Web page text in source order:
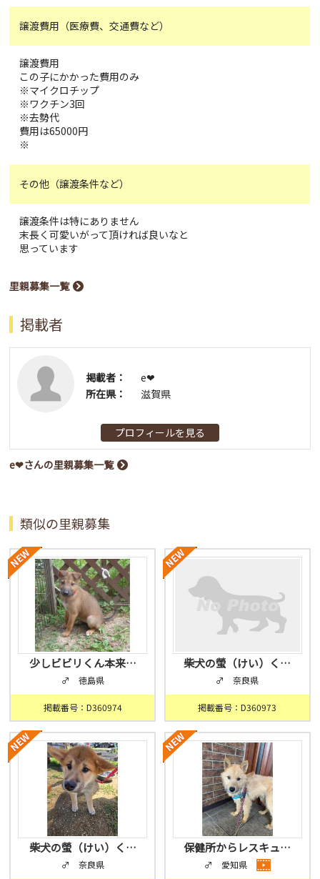
譲渡費用（医療費、交通費など）
譲渡費用
この子にかかった費用のみ
※マイクロチップ
※ワクチン3回
※去勢代
費用は65000円
※
その他（譲渡条件など）
譲渡条件は特にありません
末長く可愛いがって頂ければ良いなと
思っています
里親募集一覧
掲載者
掲載者：
e❤︎
所在県：
滋賀県
プロフィールを見る
e❤︎さんの里親募集一覧
類似の里親募集
少しビビリくん本来…
♂ 徳島県
掲載番号：D360974
柴犬の螢（けい）く…
♂ 奈良県
掲載番号：D360973
柴犬の螢（けい）く…
♂ 奈良県
保健所からレスキュ…
♂ 愛知県